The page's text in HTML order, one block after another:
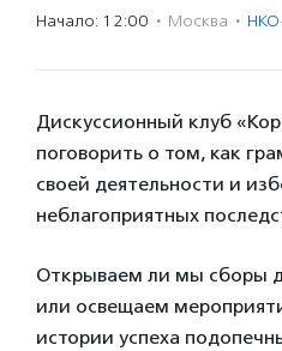
Начало: 12:00 · Москва ·
Дискуссионный клуб
поговорить о том, как
своей деятельности и
неблагоприятных
Открываем ли мы сборы
или освещаем
истории успеха